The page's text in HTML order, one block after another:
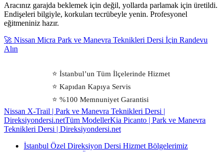
Aracınız garajda beklemek için değil, yollarda parlamak için üretildi.
Endişeleri bilgiyle, korkuları tecrübeyle yenin. Profesyonel
eğitmeniniz hazır.
🚀 Nissan Micra Park ve Manevra Teknikleri Dersi İçin Randevu
Alın
⭐ İstanbul’un Tüm İlçelerinde Hizmet
⭐ Kapıdan Kapıya Servis
⭐ %100 Memnuniyet Garantisi
Nissan X-Trail | Park ve Manevra Teknikleri Dersi |
Direksiyondersi.netTüm ModellerKia Picanto | Park ve Manevra
Teknikleri Dersi | Direksiyondersi.net
İstanbul Özel Direksiyon Dersi Hizmet Bölgelerimiz